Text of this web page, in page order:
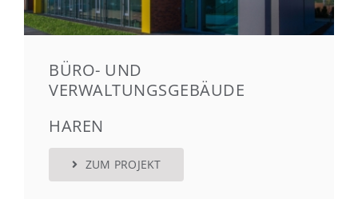
BÜRO- UND
VERWALTUNGSGEBÄUDE
HAREN
ZUM PROJEKT